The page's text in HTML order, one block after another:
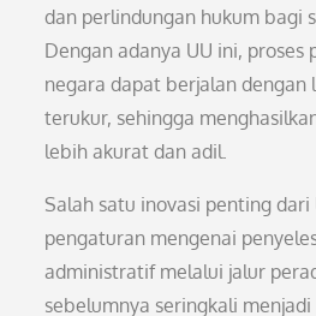
dan perlindungan hukum bagi
Dengan adanya UU ini, proses
negara dapat berjalan
terukur, sehingga
lebih akurat dan adil.
Salah satu inovasi penting dari
pengaturan mengenai
administratif melalui jalur
sebelumnya seringkali